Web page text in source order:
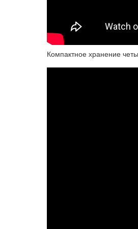
Компактное хранение